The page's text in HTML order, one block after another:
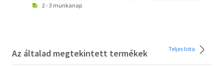
2 - 3 munkanap
Az általad megtekintett termékek Teljes lista